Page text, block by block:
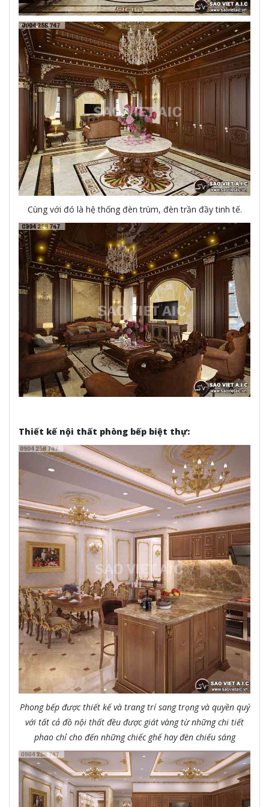
Cùng với đó là hệ thống đèn trùm, đèn trần đầy tinh tế.
Thiết kế nội thất phòng bếp biệt thự:
Phong bếp được thiết kế và trang trí sang trọng và quyền quý
với tất cả đồ nội thất đều được giát vàng từ những chi tiết
phao chỉ cho đến những chiếc ghế hay đèn chiếu sáng